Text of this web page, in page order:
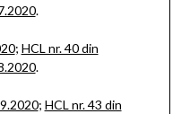
.
; HCL nr. 40 din
.
; HCL nr. 43 din